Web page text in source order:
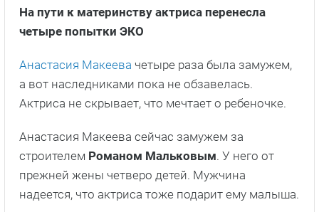
На пути к материнству актриса перенесла
четыре попытки ЭКО
Анастасия Макеева четыре раза была замужем,
а вот наследниками пока не обзавелась.
Актриса не скрывает, что мечтает о ребеночке.
Анастасия Макеева сейчас замужем за
строителем Романом Мальковым. У него от
прежней жены четверо детей. Мужчина
надеется, что актриса тоже подарит ему малыша.